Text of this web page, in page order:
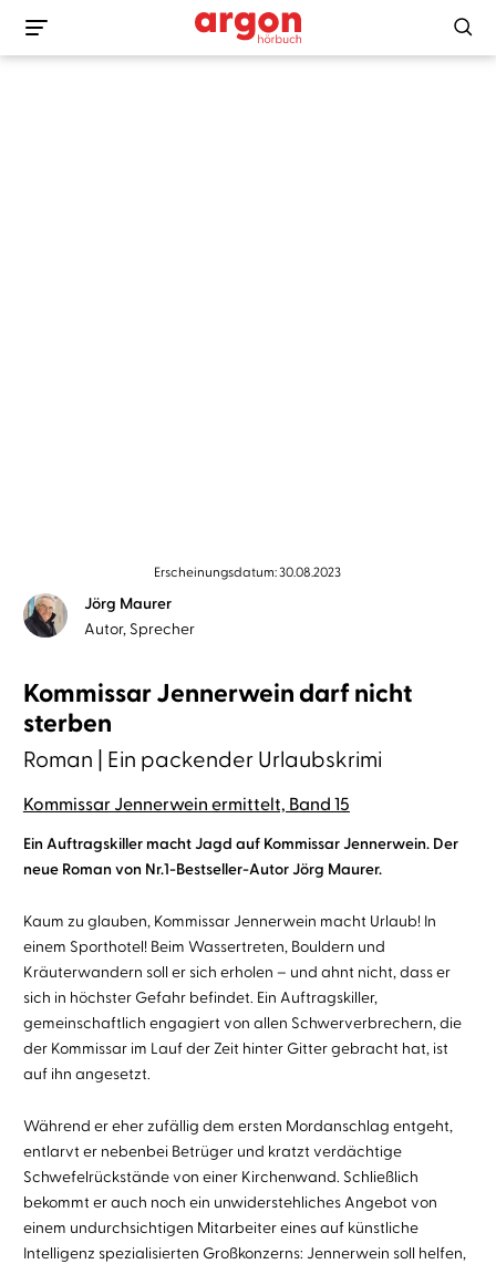
Erscheinungsdatum: 30.08.2023
Jörg Maurer
Autor, Sprecher
Kommissar Jennerwein darf nicht
sterben
Roman | Ein packender Urlaubskrimi
Kommissar Jennerwein ermittelt, Band 15
Ein Auftragskiller macht Jagd auf Kommissar Jennerwein. Der
neue Roman von Nr.1-Bestseller-Autor Jörg Maurer.
Kaum zu glauben, Kommissar Jennerwein macht Urlaub! In
einem Sporthotel! Beim Wassertreten, Bouldern und
Kräuterwandern soll er sich erholen – und ahnt nicht, dass er
sich in höchster Gefahr befindet. Ein Auftragskiller,
gemeinschaftlich engagiert von allen Schwerverbrechern, die
der Kommissar im Lauf der Zeit hinter Gitter gebracht hat, ist
auf ihn angesetzt.
Während er eher zufällig dem ersten Mordanschlag entgeht,
entlarvt er nebenbei Betrüger und kratzt verdächtige
Schwefelrückstände von einer Kirchenwand. Schließlich
bekommt er auch noch ein unwiderstehliches Angebot von
einem undurchsichtigen Mitarbeiter eines auf künstliche
Intelligenz spezialisierten Großkonzerns: Jennerwein soll helfen,